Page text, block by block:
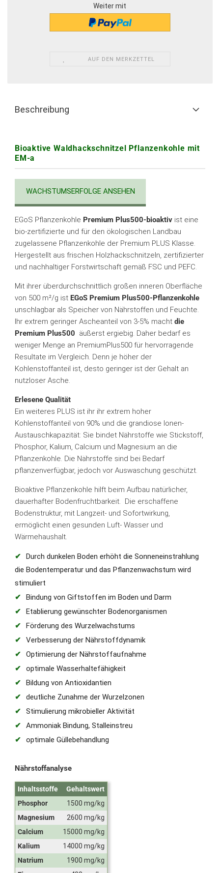
Weiter mit
AUF DEN MERKZETTEL
Beschreibung
Bioaktive Waldhackschnitzel Pflanzenkohle mit
EM-a
WACHSTUMSERFOLGE ANSEHEN
EGoS Pflanzenkohle Premium Plus500-bioaktiv ist eine
bio-zertifizierte und für den ökologischen Landbau
zugelassene Pflanzenkohle der Premium PLUS Klasse.
Hergestellt aus frischen Holzhackschnitzeln, zertifizierter
und nachhaltiger Forstwirtschaft gemäß FSC und PEFC.
Mit ihrer überdurchschnittlich großen inneren Oberfläche
von 500 m²/g ist EGoS Premium Plus500-Pflanzenkohle
unschlagbar als Speicher von Nährstoffen und Feuchte.
Ihr extrem geringer Ascheanteil von 3-5% macht die
Premium Plus500 äußerst ergiebig. Daher bedarf es
weniger Menge an PremiumPlus500 für hervorragende
Resultate im Vergleich. Denn je höher der
Kohlenstoffanteil ist, desto geringer ist der Gehalt an
nutzloser Asche.
Erlesene Qualität
Ein weiteres PLUS ist ihr ihr extrem hoher
Kohlenstoffanteil von 90% und die grandiose Ionen-
Austauschkapazität: Sie bindet Nährstoffe wie Stickstoff,
Phosphor, Kalium, Calcium und Magnesium an die
Pflanzenkohle. Die Nährstoffe sind bei Bedarf
pflanzenverfügbar, jedoch vor Auswaschung geschützt.
Bioaktive Pflanzenkohle hilft beim Aufbau natürlicher,
dauerhafter Bodenfruchtbarkeit. Die erschaffene
Bodenstruktur, mit Langzeit- und Sofortwirkung,
ermöglicht einen gesunden Luft- Wasser und
Wärmehaushalt.
Durch dunkelen Boden erhöht die Sonneneinstrahlung
die Bodentemperatur und das Pflanzenwachstum wird
stimuliert
Bindung von Giftstoffen im Boden und Darm
Etablierung gewünschter Bodenorganismen
Förderung des Wurzelwachstums
Verbesserung der Nährstoffdynamik
Optimierung der Nährstoffaufnahme
optimale Wasserhaltefähigkeit
Bildung von Antioxidantien
deutliche Zunahme der Wurzelzonen
Stimulierung mikrobieller Aktivität
Ammoniak Bindung, Stalleinstreu
optimale Güllebehandlung
Nährstoffanalyse
Inhaltsstoffe
Gehaltswert
Phosphor
1500 mg/kg
Magnesium
2600 mg/kg
Calcium
15000 mg/kg
Kalium
14000 mg/kg
Natrium
1900 mg/kg